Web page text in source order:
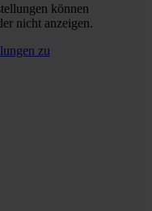
können
nicht anzeigen.
zu